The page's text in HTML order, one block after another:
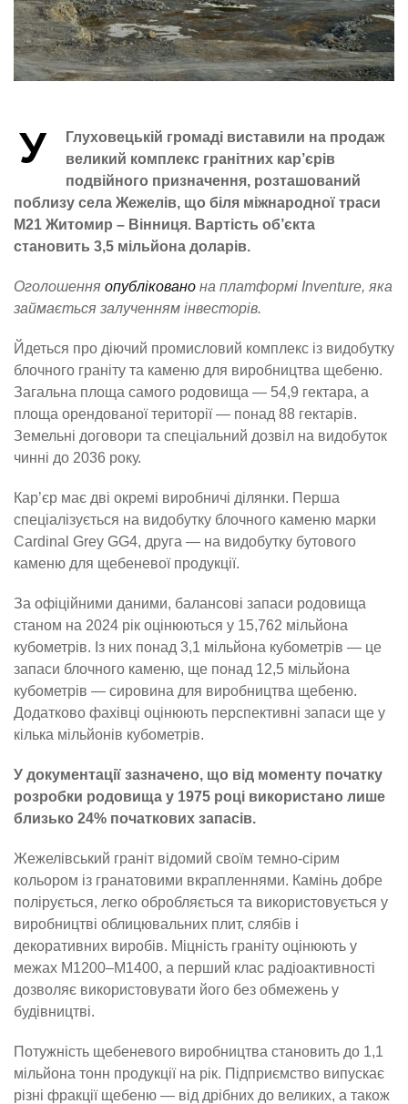
У
Глуховецькій громаді виставили на продаж
великий комплекс гранітних кар’єрів
подвійного призначення, розташований
поблизу села Жежелів, що біля міжнародної траси
М21 Житомир – Вінниця. Вартість об’єкта
становить 3,5 мільйона доларів.
Оголошення опубліковано на платформі Inventure, яка
займається залученням інвесторів.
Йдеться про діючий промисловий комплекс із видобутку
блочного граніту та каменю для виробництва щебеню.
Загальна площа самого родовища — 54,9 гектара, а
площа орендованої території — понад 88 гектарів.
Земельні договори та спеціальний дозвіл на видобуток
чинні до 2036 року.
Кар’єр має дві окремі виробничі ділянки. Перша
спеціалізується на видобутку блочного каменю марки
Cardinal Grey GG4, друга — на видобутку бутового
каменю для щебеневої продукції.
За офіційними даними, балансові запаси родовища
станом на 2024 рік оцінюються у 15,762 мільйона
кубометрів. Із них понад 3,1 мільйона кубометрів — це
запаси блочного каменю, ще понад 12,5 мільйона
кубометрів — сировина для виробництва щебеню.
Додатково фахівці оцінюють перспективні запаси ще у
кілька мільйонів кубометрів.
У документації зазначено, що від моменту початку
розробки родовища у 1975 році використано лише
близько 24% початкових запасів.
Жежелівський граніт відомий своїм темно-сірим
кольором із гранатовими вкрапленнями. Камінь добре
полірується, легко обробляється та використовується у
виробництві облицювальних плит, слябів і
декоративних виробів. Міцність граніту оцінюють у
межах М1200–М1400, а перший клас радіоактивності
дозволяє використовувати його без обмежень у
будівництві.
Потужність щебеневого виробництва становить до 1,1
мільйона тонн продукції на рік. Підприємство випускає
різні фракції щебеню — від дрібних до великих, а також